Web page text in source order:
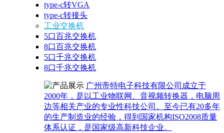
type-c转VGA
type-c转接头
工业交换机
5口百兆交换机
8口百兆交换机
5口千兆交换机
8口千兆交换机
广州帝特电子科技有限公司成立于
2000年，是以工业物联网、音视频转换器，电脑周
边等相关产业的专业性科技公司。至今已有20多年
的生产制造业的经验，得到国家机构ISO2008质量
体系认证，是国家级高新科技企业。